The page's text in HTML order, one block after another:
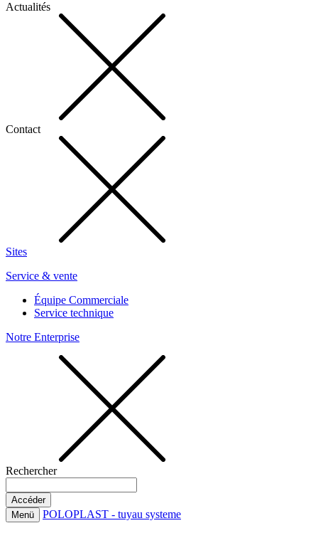
Actualités
Contact
Sites
Service & vente
Équipe Commerciale
Service technique
Notre Enterprise
Rechercher
Menü POLOPLAST - tuyau systeme